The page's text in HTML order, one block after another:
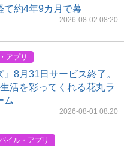
て約4年9カ月で幕
2026-08-02 08:20
アプリ
』8月31日サービス終了。
活を彩ってくれる花丸ラ
ム
2026-08-01 08:20
イル・アプリ